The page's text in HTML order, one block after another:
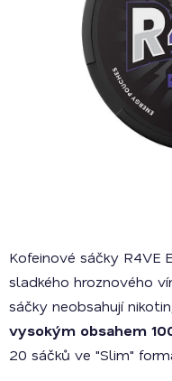
Kofeinové sáčky R4VE
sladkého hroznového
sáčky neobsahují
vysokým obsahem
20 sáčků ve "Slim"